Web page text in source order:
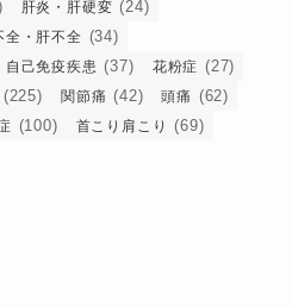
肝炎・肝硬変 (24)
全・肝不全 (34)
自己免疫疾患 (37) 花粉症 (27)
(225) 関節痛 (42) 頭痛 (62)
(100) 首こり肩こり (69)